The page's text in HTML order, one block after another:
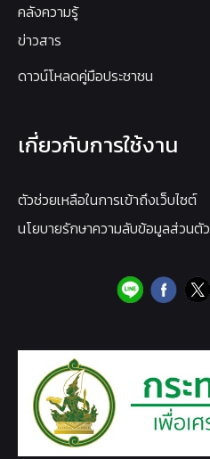
คลังความรู้
ข่าวสาร
ดาวน์โหลดคู่มือประชาชน
เกี่ยวกับการใช้งาน
ตัวช่วยเหลือในการเข้าถึงเว็บไซต์
นโยบายรักษาความลับข้อมูลส่วนตัว